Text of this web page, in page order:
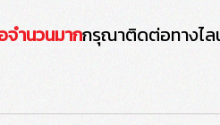
จำนวนมากกรุณาติดต่อทางไล